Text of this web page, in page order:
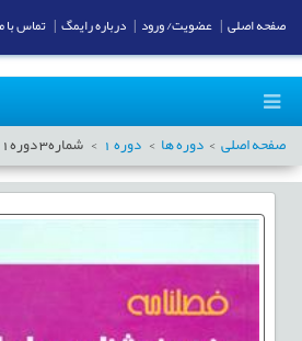
صفحه اصلی دوره ها دوره1 شماره3دوره1
صفحه اصلی عضویت/ ورود درباره رایمگ تماس با ما